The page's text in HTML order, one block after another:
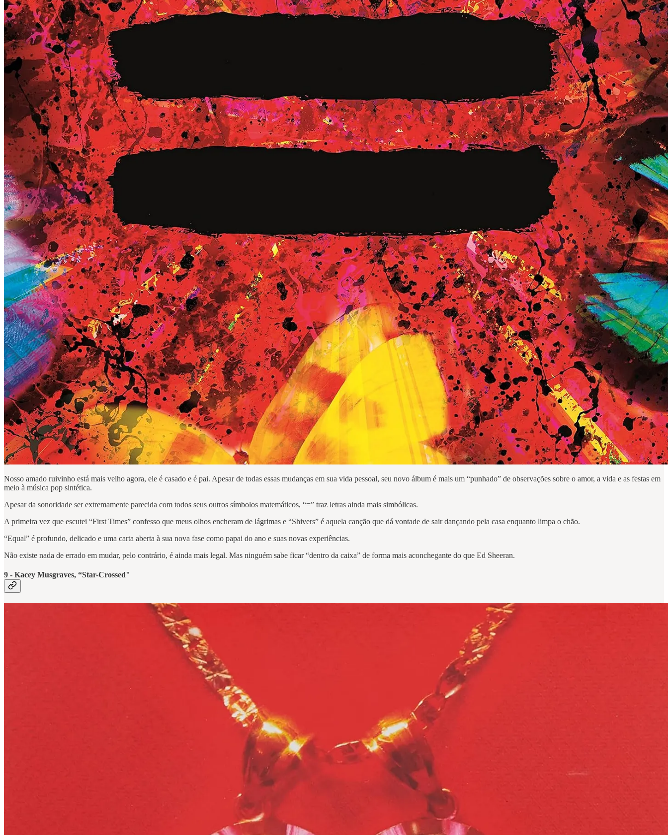
Nosso amado ruivinho está mais velho agora, ele é casado e é pai. Apesar de todas essas mudanças em sua vida pessoal, seu novo álbum é mais um “punhado” de observações sobre o amor, a vida e as festas em
meio à música pop sintética.
Apesar da sonoridade ser extremamente parecida com todos seus outros símbolos matemáticos, “=” traz letras ainda mais simbólicas.
A primeira vez que escutei “First Times” confesso que meus olhos encheram de lágrimas e “Shivers” é aquela canção que dá vontade de sair dançando pela casa enquanto limpa o chão.
“Equal” é profundo, delicado e uma carta aberta à sua nova fase como papai do ano e suas novas experiências.
Não existe nada de errado em mudar, pelo contrário, é ainda mais legal. Mas ninguém sabe ficar “dentro da caixa” de forma mais aconchegante do que Ed Sheeran.
9 - Kacey Musgraves, “Star-Crossed"